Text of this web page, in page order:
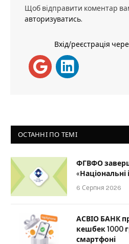
Щоб відправити коментар
авторизуватись.
Вхід/реєстрація
ОСТАННІ ПО ТЕМІ
ФГВФО
«Національні
6 Серпня 2026
АСВІО БАНК
кешбек 1000
смартфоні